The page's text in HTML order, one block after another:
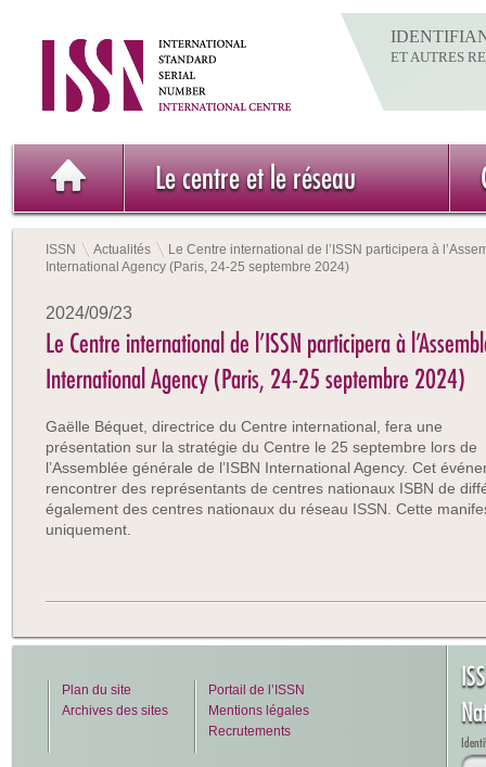
ET AUTRES
Le centre et le réseau
ISSN Actualités
Le Centre international de l’ISSN participera à
International Agency (Paris, 24-25 septembre 2024)
2024/09/23
Le Centre international de l’ISSN participera à
International Agency (Paris, 24-25 septembre 2024)
Gaëlle Béquet, directrice du Centre international, fera une
présentation sur la stratégie du Centre le 25 septembre lors de
l’Assemblée générale de l’ISBN International Agency. Cet
rencontrer des représentants de centres nationaux ISBN de
également des centres nationaux du réseau ISSN. Cette
uniquement.
Plan du site
Archives des sites
Portail de l’ISSN
Mentions légales
Recrutements